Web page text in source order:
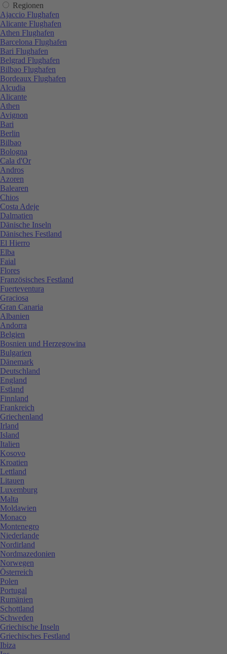
Regionen
Ajaccio Flughafen
Alicante Flughafen
Athen Flughafen
Barcelona Flughafen
Bari Flughafen
Belgrad Flughafen
Bilbao Flughafen
Bordeaux Flughafen
Alcudia
Alicante
Athen
Avignon
Bari
Berlin
Bilbao
Bologna
Cala d'Or
Andros
Azoren
Balearen
Chios
Costa Adeje
Dalmatien
Dänische Inseln
Dänisches Festland
El Hierro
Elba
Faial
Flores
Französisches Festland
Fuerteventura
Graciosa
Gran Canaria
Albanien
Andorra
Belgien
Bosnien und Herzegowina
Bulgarien
Dänemark
Deutschland
England
Estland
Finnland
Frankreich
Griechenland
Irland
Island
Italien
Kosovo
Kroatien
Lettland
Litauen
Luxemburg
Malta
Moldawien
Monaco
Montenegro
Niederlande
Nordirland
Nordmazedonien
Norwegen
Österreich
Polen
Portugal
Rumänien
Schottland
Schweden
Griechische Inseln
Griechisches Festland
Ibiza